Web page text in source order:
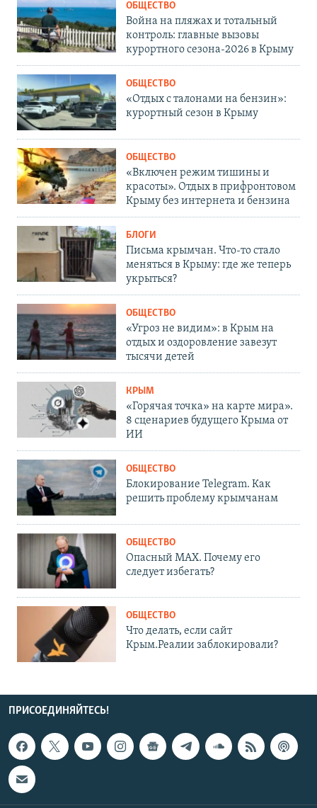
ОБЩЕСТВО
Война на пляжах и тотальный
контроль: главные вызовы
курортного сезона-2026 в Крыму
ОБЩЕСТВО
«Отдых с талонами на бензин»:
курортный сезон в Крыму
ОБЩЕСТВО
«Включен режим тишины и
красоты». Отдых в прифронтовом
Крыму без интернета и бензина
БЛОГИ
Письма крымчан. Что-то стало
меняться в Крыму: где же теперь
укрыться?
ОБЩЕСТВО
«Угроз не видим»: в Крым на
отдых и оздоровление завезут
тысячи детей
КРЫМ
«Горячая точка» на карте мира».
8 сценариев будущего Крыма от
ИИ
ОБЩЕСТВО
Блокирование Telegram. Как
решить проблему крымчанам
ОБЩЕСТВО
Опасный MAX. Почему его
следует избегать?
ОБЩЕСТВО
Что делать, если сайт
Крым.Реалии заблокировали?
ПРИСОЕДИНЯЙТЕСЬ!